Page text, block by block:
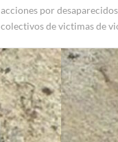
acciones por desaparecidos
colectivos de victimas de